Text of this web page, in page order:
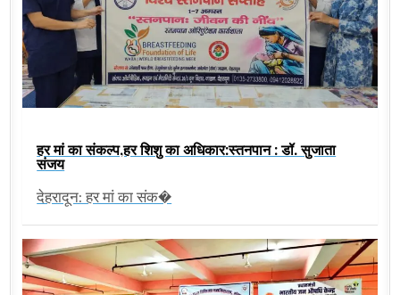
हर मां का संकल्प,हर शिशु का अधिकार:स्तनपान : डॉ. सुजाता
संजय
देहरादून: हर मां का संक�